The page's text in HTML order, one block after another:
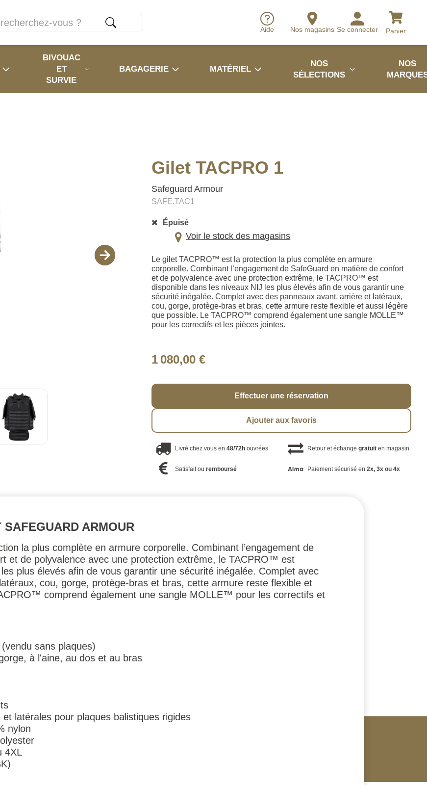
Aide Nos magasins Se connecter Panier
BIVOUAC
ET
SURVIE
BAGAGERIE MATÉRIEL
NOS
SÉLECTIONS
NOS
Gilet TACPRO 1
Safeguard Armour
SAFE.TAC1
Épuisé
Voir le stock des magasins
Le gilet TACPRO™ est la protection la plus complète en armure
corporelle. Combinant l’engagement de SafeGuard en matière de confort
et de polyvalence avec une protection extrême, le TACPRO™ est
disponible dans les niveaux NIJ les plus élevés afin de vous garantir une
sécurité inégalée. Complet avec des panneaux avant, arrière et latéraux,
cou, gorge, protège-bras et bras, cette armure reste flexible et aussi légère
que possible. Le TACPRO™ comprend également une sangle MOLLE™
pour les correctifs et les pièces jointes.
1 080,00 €
Effectuer une réservation
Ajouter aux favoris
Livré chez vous en48/72h ouvrées Retour et échange gratuiten magasin
Satisfait ouremboursé Paiement sécurisé en 2x, 3x ou 4x
ARMOUR
la plus complète en armure corporelle. Combinant l’engagement de
et de polyvalence avec une protection extrême, le TACPRO™ est
plus élevés afin de vous garantir une sécurité inégalée. Complet avec
cou, gorge, protège-bras et bras, cette armure reste flexible et
comprend également une sangle MOLLE™ pour les correctifs et
sans plaques)
à l'aine, au dos et au bras
latérales pour plaques balistiques rigides
nylon
4XL